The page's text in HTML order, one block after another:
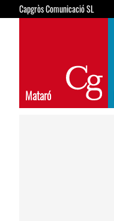
Capgròs Comunicació SL
Mataró